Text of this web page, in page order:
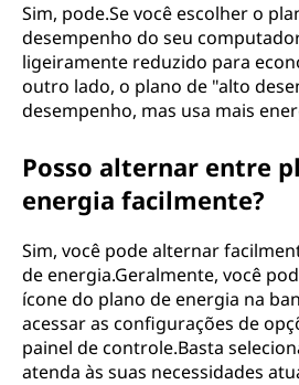
Sim, pode.Se você escolher o
desempenho do seu
ligeiramente reduzido para
outro lado, o plano de "alto
desempenho, mas usa mais
Posso alternar entre
energia facilmente?
Sim, você pode alternar
de energia.Geralmente, você
ícone do plano de energia na
acessar as configurações de
painel de controle.Basta
atenda às suas necessidades